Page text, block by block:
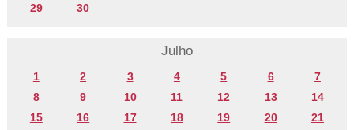
29
30
Julho
1 2 3 4 5 6
7
8
9 10 11 12 13
14
15
16 17 18 19 20
21